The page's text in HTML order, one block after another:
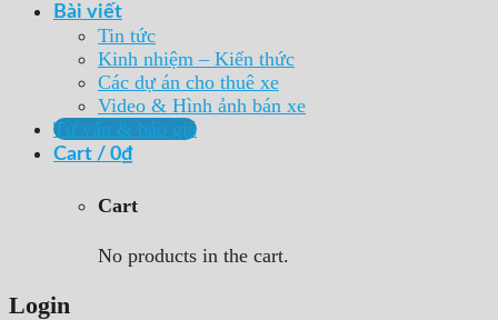
Bài viết
Tin tức
Kinh nhiệm – Kiến thức
Các dự án cho thuê xe
Video & Hình ảnh bán xe
Tư vấn & báo giá
Cart / 0₫
Cart
No products in the cart.
Login